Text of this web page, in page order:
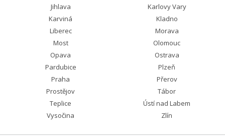
Jihlava
Karlovy Vary
Karviná
Kladno
Liberec
Morava
Most
Olomouc
Opava
Ostrava
Pardubice
Plzeň
Praha
Přerov
Prostějov
Tábor
Teplice
Ústí nad Labem
Vysočina
Zlín